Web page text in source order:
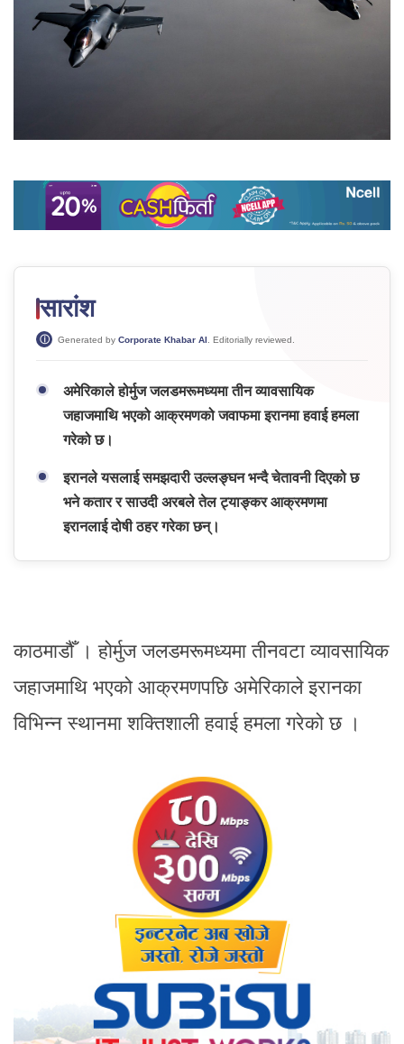
सारांश
Generated by Corporate Khabar AI . Editorially reviewed.
अमेरिकाले होर्मुज जलडमरूमध्यमा तीन व्यावसायिक
जहाजमाथि भएको आक्रमणको जवाफमा इरानमा हवाई हमला
गरेको छ।
इरानले यसलाई समझदारी उल्लङ्घन भन्दै चेतावनी दिएको छ
भने कतार र साउदी अरबले तेल ट्याङ्कर आक्रमणमा
इरानलाई दोषी ठहर गरेका छन्।
काठमाडौँ । होर्मुज जलडमरूमध्यमा तीनवटा व्यावसायिक
जहाजमाथि भएको आक्रमणपछि अमेरिकाले इरानका
विभिन्न स्थानमा शक्तिशाली हवाई हमला गरेको छ ।